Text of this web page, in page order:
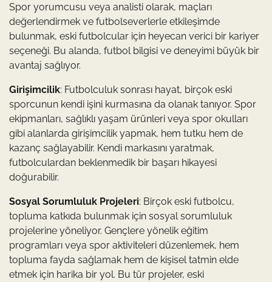
Spor yorumcusu veya analisti olarak, maçları
değerlendirmek ve futbolseverlerle etkileşimde
bulunmak, eski futbolcular için heyecan verici bir kariyer
seçeneği. Bu alanda, futbol bilgisi ve deneyimi büyük bir
avantaj sağlıyor.
Girişimcilik: Futbolculuk sonrası hayat, birçok eski
sporcunun kendi işini kurmasına da olanak tanıyor. Spor
ekipmanları, sağlıklı yaşam ürünleri veya spor okulları
gibi alanlarda girişimcilik yapmak, hem tutku hem de
kazanç sağlayabilir. Kendi markasını yaratmak,
futbolculardan beklenmedik bir başarı hikayesi
doğurabilir.
Sosyal Sorumluluk Projeleri: Birçok eski futbolcu,
topluma katkıda bulunmak için sosyal sorumluluk
projelerine yöneliyor. Gençlere yönelik eğitim
programları veya spor aktiviteleri düzenlemek, hem
topluma fayda sağlamak hem de kişisel tatmin elde
etmek için harika bir yol. Bu tür projeler, eski